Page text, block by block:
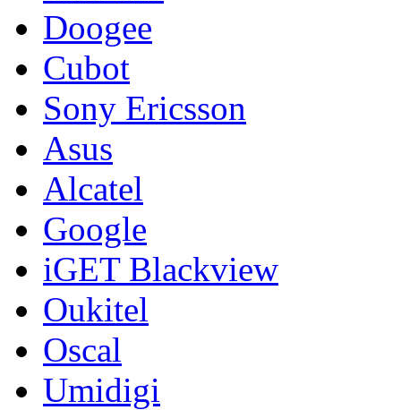
Doogee
Cubot
Sony Ericsson
Asus
Alcatel
Google
iGET Blackview
Oukitel
Oscal
Umidigi